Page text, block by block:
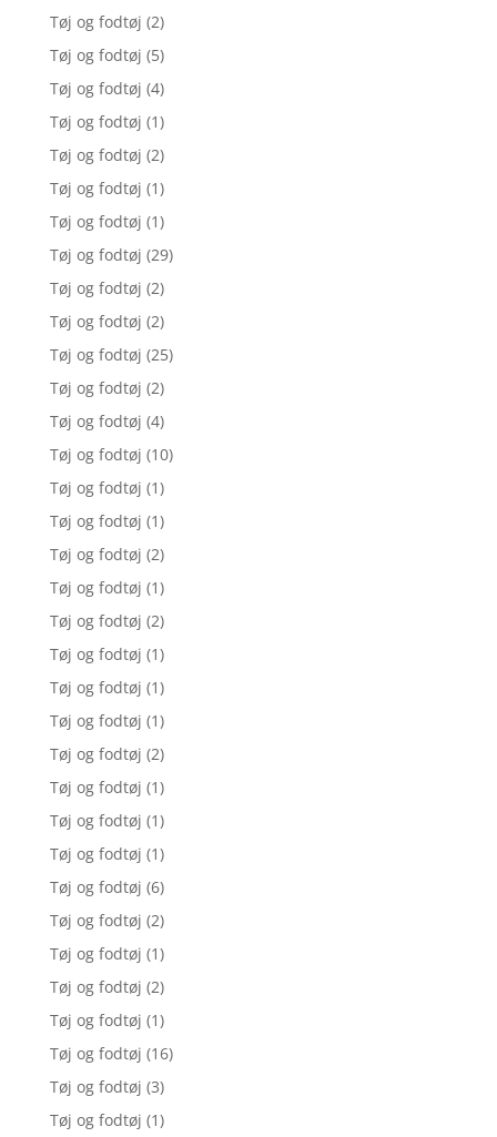
Tøj og fodtøj (2)
Tøj og fodtøj (5)
Tøj og fodtøj (4)
Tøj og fodtøj (1)
Tøj og fodtøj (2)
Tøj og fodtøj (1)
Tøj og fodtøj (1)
Tøj og fodtøj (29)
Tøj og fodtøj (2)
Tøj og fodtøj (2)
Tøj og fodtøj (25)
Tøj og fodtøj (2)
Tøj og fodtøj (4)
Tøj og fodtøj (10)
Tøj og fodtøj (1)
Tøj og fodtøj (1)
Tøj og fodtøj (2)
Tøj og fodtøj (1)
Tøj og fodtøj (2)
Tøj og fodtøj (1)
Tøj og fodtøj (1)
Tøj og fodtøj (1)
Tøj og fodtøj (2)
Tøj og fodtøj (1)
Tøj og fodtøj (1)
Tøj og fodtøj (1)
Tøj og fodtøj (6)
Tøj og fodtøj (2)
Tøj og fodtøj (1)
Tøj og fodtøj (2)
Tøj og fodtøj (1)
Tøj og fodtøj (16)
Tøj og fodtøj (3)
Tøj og fodtøj (1)